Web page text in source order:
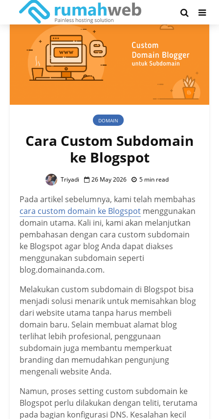
DOMAIN
Cara Custom Subdomain
ke Blogspot
Triyadi 26 May 2026 5 min read
Pada artikel sebelumnya, kami telah membahas
cara custom domain ke Blogspot menggunakan
domain utama. Kali ini, kami akan melanjutkan
pembahasan dengan cara custom subdomain
ke Blogspot agar blog Anda dapat diakses
menggunakan subdomain seperti
blog.domainanda.com.
Melakukan custom subdomain di Blogspot bisa
menjadi solusi menarik untuk memisahkan blog
dari website utama tanpa harus membeli
domain baru. Selain membuat alamat blog
terlihat lebih profesional, penggunaan
subdomain juga membantu memperkuat
branding dan memudahkan pengunjung
mengenali website Anda.
Namun, proses setting custom subdomain ke
Blogspot perlu dilakukan dengan teliti, terutama
pada bagian konfigurasi DNS. Kesalahan kecil